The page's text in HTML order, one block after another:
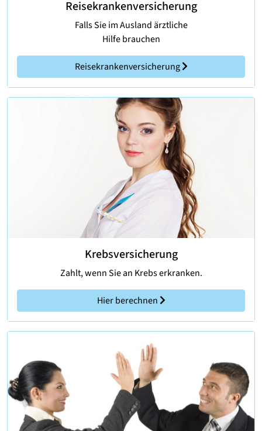
Reisekrankenversicherung
Falls Sie im Ausland ärztliche
Hilfe brauchen
Reisekrankenversicherung
Krebsversicherung
Zahlt, wenn Sie an Krebs erkranken.
Hier berechnen